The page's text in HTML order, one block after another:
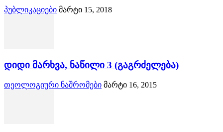
პუბლიკაციები მარტი 15, 2018
დიდი მარხვა, ნაწილი 3 (გაგრძელება)
თეოლოგიური ნაშრომები მარტი 16, 2015